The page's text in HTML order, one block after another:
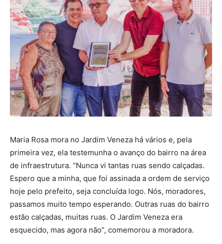
Maria Rosa mora no Jardim Veneza há vários e, pela
primeira vez, ela testemunha o avanço do bairro na área
de infraestrutura. “Nunca vi tantas ruas sendo calçadas.
Espero que a minha, que foi assinada a ordem de serviço
hoje pelo prefeito, seja concluída logo. Nós, moradores,
passamos muito tempo esperando. Outras ruas do bairro
estão calçadas, muitas ruas. O Jardim Veneza era
esquecido, mas agora não”, comemorou a moradora.